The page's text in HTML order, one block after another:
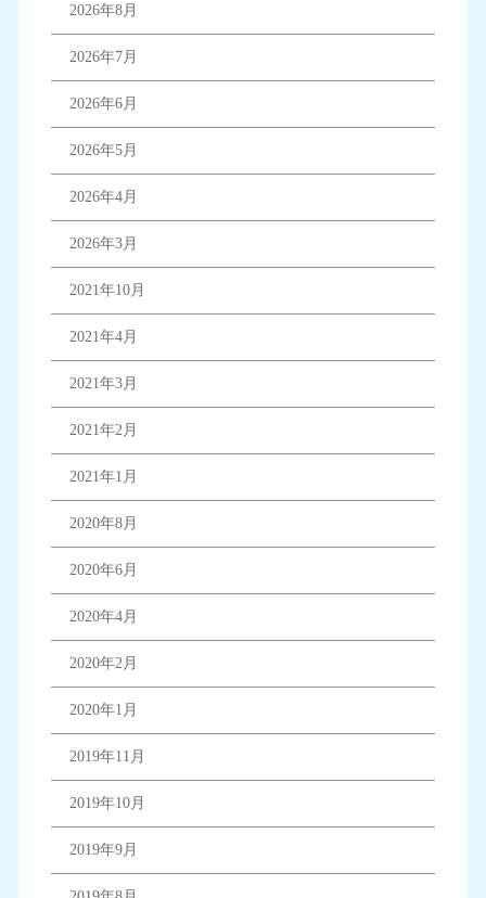
2026年8月
2026年7月
2026年6月
2026年5月
2026年4月
2026年3月
2021年10月
2021年4月
2021年3月
2021年2月
2021年1月
2020年8月
2020年6月
2020年4月
2020年2月
2020年1月
2019年11月
2019年10月
2019年9月